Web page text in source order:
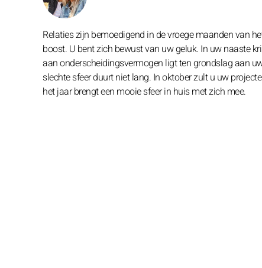
Relaties zijn bemoedigend in de vroege maanden van
boost. U bent zich bewust van uw geluk. In uw naaste
aan onderscheidingsvermogen ligt ten grondslag aan
slechte sfeer duurt niet lang. In oktober zult u uw
het jaar brengt een mooie sfeer in huis met zich mee.